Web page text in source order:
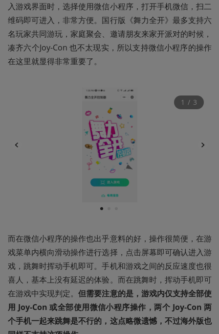
入游戏界面时，选择使用微信小程序，打开手机微信，扫二
维码即可进入，非常方便。国行版《舞力全开》最多支持六
名玩家共同游玩，家庭聚会、邀请朋友来家开派对的时候，
凑齐六个Joy-Con 也不太现实，所以支持微信小程序的操作
在这里就显得非常重要了。
1
1 / 3
而在微信小程序的操作也出乎意料的好，操作很简便，在游
戏菜单内横向滑动操作进行选择，点击屏幕即可确认进入游
戏，跳舞时挥动手机即可。手机和游戏之间的反应速度也很
喜人，基本上没有延迟的体验。而在跳舞时，挥动手机即可
在游戏中实现判定。但需要注意的是，游戏内仅支持全部使
用 Joy-Con 或全部使用微信小程序操作，两个 Joy-Con 两
个手机一起来跳舞是不行的，这点略微遗憾，不过海外版也